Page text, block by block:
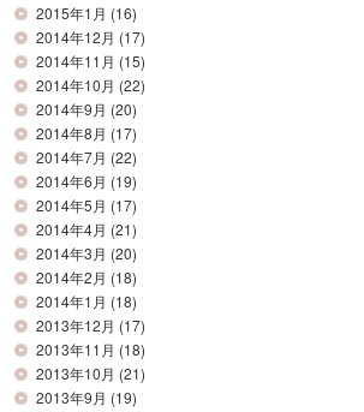
2015年1月 (16)
2014年12月 (17)
2014年11月 (15)
2014年10月 (22)
2014年9月 (20)
2014年8月 (17)
2014年7月 (22)
2014年6月 (19)
2014年5月 (17)
2014年4月 (21)
2014年3月 (20)
2014年2月 (18)
2014年1月 (18)
2013年12月 (17)
2013年11月 (18)
2013年10月 (21)
2013年9月 (19)